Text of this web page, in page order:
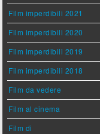
Film imperdibili 2021
Film imperdibili 2020
Film imperdibili 2019
Film imperdibili 2018
Film da vedere
Film al cinema
Film di